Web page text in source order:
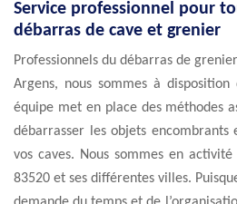
Service professionnel pour
débarras de cave et grenier
Professionnels du débarras de
Argens, nous sommes à
équipe met en place des méthodes
débarrasser les objets
vos caves. Nous sommes en
83520 et ses différentes villes.